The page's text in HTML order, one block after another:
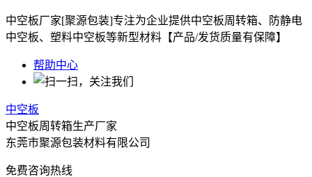
中空板厂家[聚源包装]专注为企业提供中空板周转箱、防静电
中空板、塑料中空板等新型材料【产品/发货质量有保障】
帮助中心
中空板
中空板周转箱生产厂家
东莞市聚源包装材料有限公司
免费咨询热线